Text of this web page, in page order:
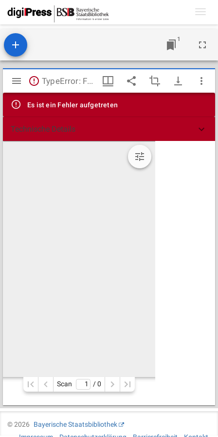
1
Mirador
Viewer
TypeError: Failed to fetch
Es ist ein Fehler aufgetreten
Technische Details
Scan / 0
©2026
Bayerische Staatsbibliothek